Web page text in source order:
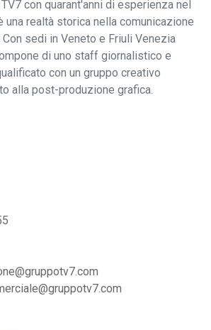
con quarant'anni di esperienza nel
realtà storica nella comunicazione
sedi in Veneto e Friuli Venezia
di uno staff giornalistico e
con un gruppo creativo
alla post-produzione grafica.